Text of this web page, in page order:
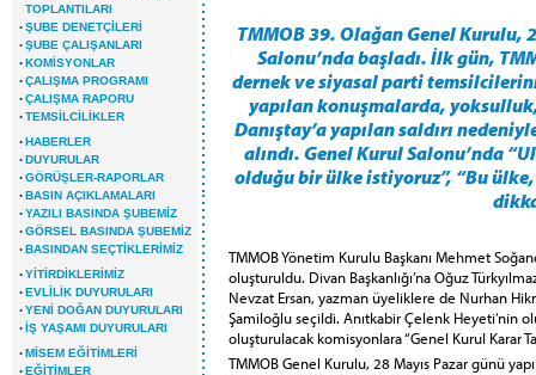
TOPLANTILARI
·ŞUBE DENETÇİLERİ
·ŞUBE ÇALIŞANLARI
·KOMİSYONLAR
·ÇALIŞMA PROGRAMI
·ÇALIŞMA RAPORU
·TEMSİLCİLİKLER
·HABERLER
·DUYURULAR
·GÖRÜŞLER-RAPORLAR
·BASIN AÇIKLAMALARI
·YAZILI BASINDA ŞUBEMİZ
·GÖRSEL BASINDA ŞUBEMİZ
·BASINDAN SEÇTİKLERİMİZ
·YİTİRDİKLERİMİZ
·EVLİLİK DUYURULARI
·YENİ DOĞAN DUYURULARI
·İŞ YAŞAMI DUYURULARI
·MİSEM EĞİTİMLERİ
·EĞİTİMLER
TMMOB 39. Olağan Genel Kurulu,
Salonu’nda başladı. İlk gün,
dernek ve siyasal parti
yapılan konuşmalarda,
Danıştay’a yapılan saldırı
alındı. Genel Kurul Salonu’nda
olduğu bir ülke istiyoruz”, “Bu
TMMOB Yönetim Kurulu Başkanı Mehmet
oluşturuldu. Divan Başkanlığı’na Oğuz
Nevzat Ersan, yazman üyeliklere de Nurhan
Şamiloğlu seçildi. Anıtkabir Çelenk Heyeti’nin
oluşturulacak komisyonlara “Genel Kurul Karar
TMMOB Genel Kurulu, 28 Mayıs Pazar günü